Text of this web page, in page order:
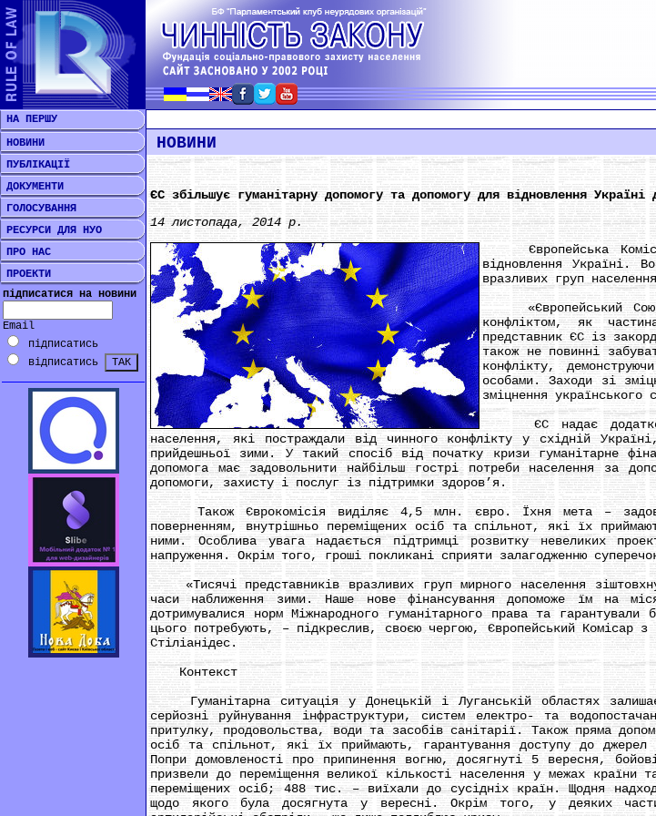
НА ПЕРШУ
НОВИНИ
ПУБЛІКАЦІЇ
ДОКУМЕНТИ
ГОЛОСУВАННЯ
РЕСУРСИ ДЛЯ НУО
ПРО НАС
ПРОЕКТИ
підписатися на новини
Email
підписатись
відписатись
НОВИНИ
ЄС збільшує гуманітарну допомогу та допомогу для відновлення
14 листопада, 2014 р.
Європейська Комісія
відновлення Україні.
вразливих груп
«Європейський Союз
конфліктом, як
представник ЄС із
також не повинні
конфлікту,
особами. Заходи зі
зміцнення українського
ЄС надає додаткові
населення, які постраждали від чинного конфлікту у східній
прийдешньої зими. У такий спосіб від початку кризи гуманітарне
допомога має задовольнити найбільш гострі потреби населення за
допомоги, захисту і послуг із підтримки здоров’я.
Також Єврокомісія виділяє 4,5 млн. євро. Їхня мета –
поверненням, внутрішньо переміщених осіб та спільнот, які їх
ними. Особлива увага надається підтримці розвитку невеликих
напруження. Окрім того, гроші покликані сприяти залагодженню
«Тисячі представників вразливих груп мирного населення
часи наближення зими. Наше нове фінансування допоможе їм на
дотримувалися норм Міжнародного гуманітарного права та
цього потребують, – підкреслив, своєю чергою, Європейський Комісар з
Стіліанідес.
Контекст
Гуманітарна ситуація у Донецькій і Луганській областях
серйозні руйнування інфраструктури, систем електро- та
притулку, продовольства, води та засобів санітарії. Також пряма
осіб та спільнот, які їх приймають, гарантування доступу до джерел
Попри домовленості про припинення вогню, досягнуті 5 вересня,
призвели до переміщення великої кількості населення у межах
переміщених осіб; 488 тис. – виїхали до сусідніх країн. Щодня
щодо якого була досягнута у вересні. Окрім того, у деяких